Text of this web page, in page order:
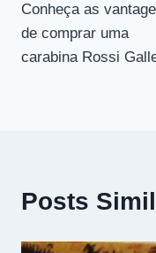
de
Post
Conheça as
de comprar uma
carabina Rossi
Posts